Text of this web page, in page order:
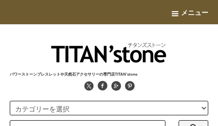
メニュー
パワーストーンブレスレットや天然石アクセサリーの専門店TITAN'stone